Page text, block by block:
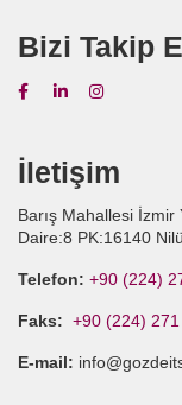
Bizi Takip
İletişim
Barış Mahallesi
Daire:8 PK:16140
Telefon: +90 (224)
Faks: +90 (224)
E-mail: